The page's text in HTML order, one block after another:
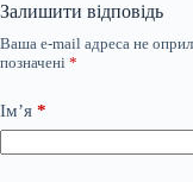
Залишити відповідь
Ваша e-mail адреса не
позначені *
Ім’я *